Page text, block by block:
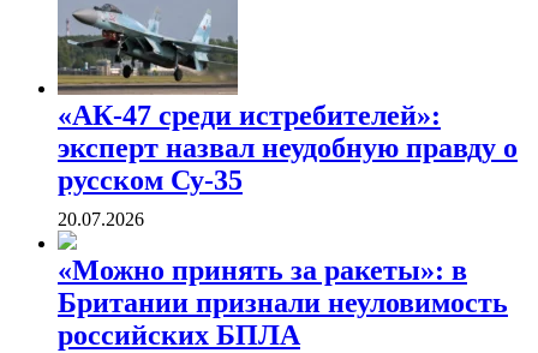
«АК-47 среди истребителей»:
эксперт назвал неудобную правду о
русском Су-35
20.07.2026
«Можно принять за ракеты»: в
Британии признали неуловимость
российских БПЛА